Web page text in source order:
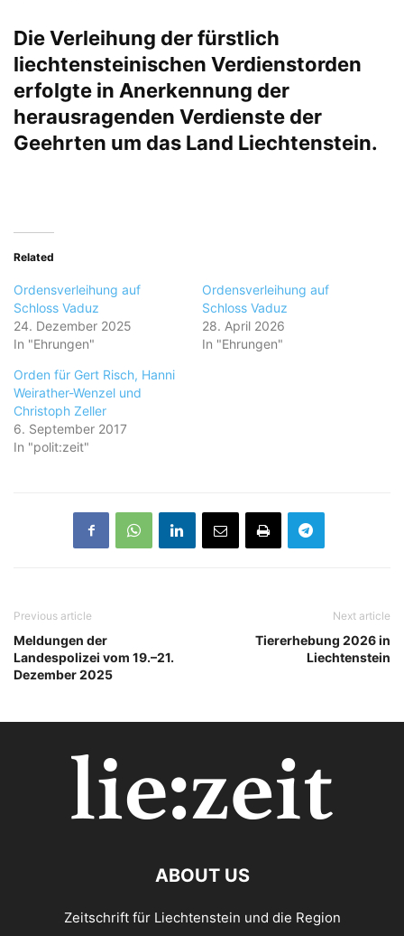
Die Verleihung der fürstlich
liechtensteinischen Verdienstorden
erfolgte in Anerkennung der
herausragenden Verdienste der
Geehrten um das Land Liechtenstein.
Related
Ordensverleihung auf
Schloss Vaduz
24. Dezember 2025
In "Ehrungen"
Ordensverleihung auf
Schloss Vaduz
28. April 2026
In "Ehrungen"
Orden für Gert Risch, Hanni
Weirather-Wenzel und
Christoph Zeller
6. September 2017
In "polit:zeit"
Previous article
Meldungen der
Landespolizei vom 19.–21.
Dezember 2025
Next article
Tiererhebung 2026 in
Liechtenstein
ABOUT US
Zeitschrift für Liechtenstein und die Region